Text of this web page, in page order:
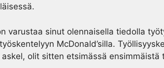
varustaa sinut olennaisella tiedolla
McDonald’silla.
askel, olit sitten etsimässä